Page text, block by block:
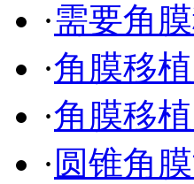
·需要角
·角膜移
·角膜移
· 圆锥角